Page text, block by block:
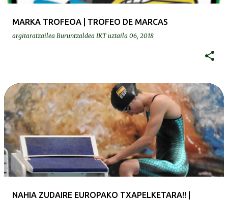
MARKA TROFEOA | TROFEO DE MARCAS
argitaratzailea Buruntzaldea IKT uztaila 06, 2018
NAHIA ZUDAIRE EUROPAKO TXAPELKETARA!! |